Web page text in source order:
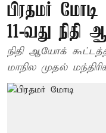
பிரதமர்
11-வது
நிதி ஆயோக் கூட்டத்தில் விஜய் உள்பட
மாநில முதல்